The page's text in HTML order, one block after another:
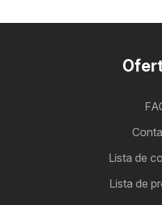
Lista de
Lista de